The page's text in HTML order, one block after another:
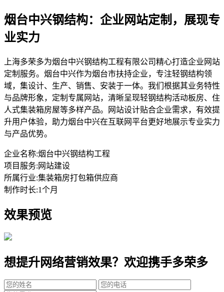
烟台中兴钢结构：企业网站定制，展现专
业实力
上海多荣多为烟台中兴钢结构工程有限公司精心打造企业网站
定制服务。烟台中兴作为烟台市扶持企业，专注轻钢结构领
域，集设计、生产、销售、安装于一体。我们根据其业务特性
与品牌形象，定制专属网站，清晰呈现轻钢结构活动板房、住
人式集装箱房屋等多样产品。网站设计贴合企业需求，有效提
升用户体验，助力烟台中兴在互联网平台更好地展示专业实力
与产品优势。
企业名称:烟台中兴钢结构工程
项目服务: 网站建设
所属行业:集装箱房打包箱供应商
制作时长:1个月
效果预览
想提升网络营销效果？欢迎携手多荣多